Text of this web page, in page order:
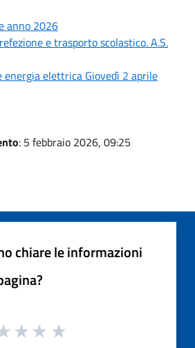
anno 2026
e trasporto scolastico. A.S.
elettrica Giovedì 2 aprile
: 5 febbraio 2026, 09:25
chiare le informazioni